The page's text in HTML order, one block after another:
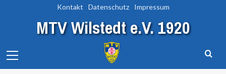
Kontakt Datenschutz Impressum
MTV Wilstedt e.V. 1920
Menu